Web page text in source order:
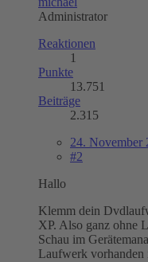
Administrator
Reaktionen
1
Punkte
13.751
Beiträge
2.315
24. November
#2
Hallo
Klemm dein
XP. Also ganz ohne
Schau im
Laufwerk vorhanden